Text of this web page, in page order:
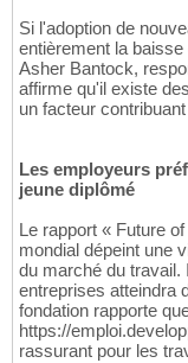
Si l'adoption de
entièrement la
Asher Bantock,
affirme qu'il existe
un facteur
Les employeurs
jeune diplômé
Le rapport « Future
mondial dépeint une
du marché du travail.
entreprises atteindra
fondation rapporte
https://
rassurant pour les